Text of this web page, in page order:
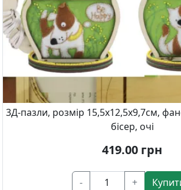
3Д-пазли, розмір 15,5х12,5х9,7см,
бісер, очі
419.00 грн
- +